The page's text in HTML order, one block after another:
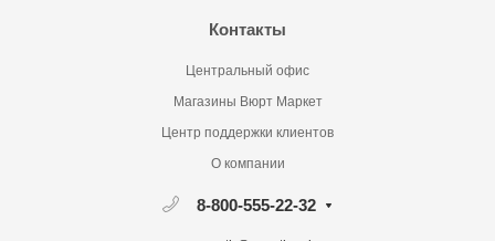
Контакты
Центральный офис
Магазины Вюрт Маркет
Центр поддержки клиентов
О компании
8-800-555-22-32